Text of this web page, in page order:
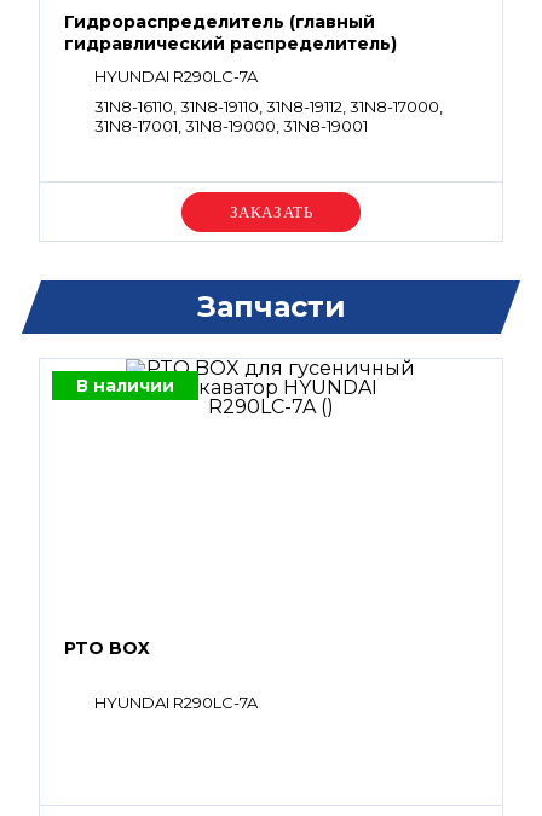
Гидрораспределитель (главный
гидравлический распределитель)
HYUNDAI R290LC-7A
31N8-16110, 31N8-19110, 31N8-19112, 31N8-17000,
31N8-17001, 31N8-19000, 31N8-19001
Уточняйте цену
Запчасти
В наличии
PTO BOX
HYUNDAI R290LC-7A